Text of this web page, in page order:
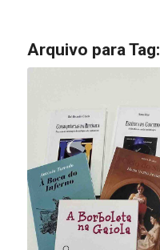
Arquivo para Tag: